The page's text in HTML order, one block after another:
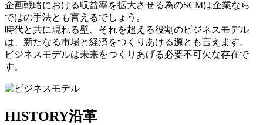
企画戦略における収益率を拡大させる為のSCMは企業なら
ではの手法とも言えるでしょう。
時代と共に現れる壁、それを超える役割のビジネスモデル
は、新たなる市場と経済をつくりあげる源とも言えます。
ビジネスモデルは未来をつくりあげる必要不可欠な存在で
す。
HISTORY沿革